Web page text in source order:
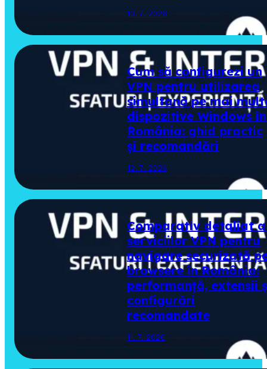
13. 7. 2026
Cum să configurezi un
VPN pentru utilizarea
simultană pe mai
dispozitive Windows în
România: ghid practic
și recomandări
12. 7. 2026
Comparativ detaliat
serviciilor VPN pentru
navigare securizată
browsere în România:
performanță, extensii
configurări
recomandate
11. 7. 2026